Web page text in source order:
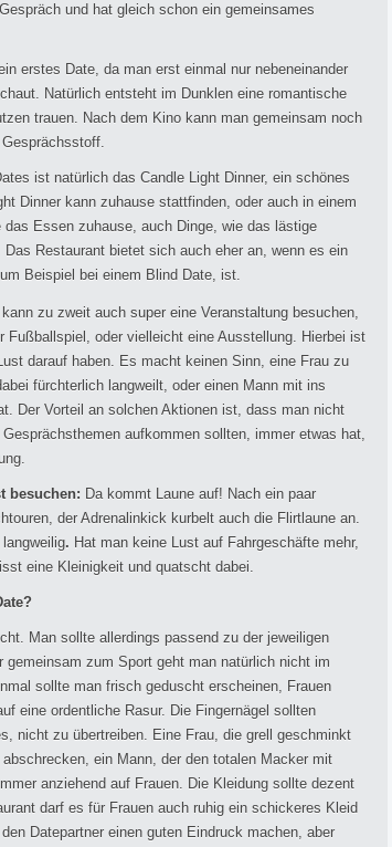
und hat gleich schon ein gemeinsames
erstes Date, da man erst einmal nur nebeneinander
Natürlich entsteht im Dunklen eine romantische
trauen. Nach dem Kino kann man gemeinsam noch
ist natürlich das Candle Light Dinner, ein schönes
Dinner kann zuhause stattfinden, oder auch in einem
Essen zuhause, auch Dinge, wie das lästige
Restaurant bietet sich auch eher an, wenn es ein
Beispiel bei einem Blind Date, ist.
kann zu zweit auch super eine Veranstaltung besuchen,
oder vielleicht eine Ausstellung. Hierbei ist
darauf haben. Es macht keinen Sinn, eine Frau zu
fürchterlich langweilt, oder einen Mann mit ins
Der Vorteil an solchen Aktionen ist, dass man nicht
aufkommen sollten, immer etwas hat,
besuchen: Da kommt Laune auf! Nach ein paar
der Adrenalinkick kurbelt auch die Flirtlaune an.
. Hat man keine Lust auf Fahrgeschäfte mehr,
eine Kleinigkeit und quatscht dabei.
Man sollte allerdings passend zu der jeweiligen
zum Sport geht man natürlich nicht im
sollte man frisch geduscht erscheinen, Frauen
eine ordentliche Rasur. Die Fingernägel sollten
nicht zu übertreiben. Eine Frau, die grell geschminkt
ein Mann, der den totalen Macker mit
anziehend auf Frauen. Die Kleidung sollte dezent
darf es für Frauen auch ruhig ein schickeres Kleid
Datepartner einen guten Eindruck machen, aber